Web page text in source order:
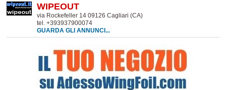
WIPEOUT
via Rockefeller 14 09126 Cagliari (CA)
tel. +393937900074
GUARDA GLI ANNUNCI...